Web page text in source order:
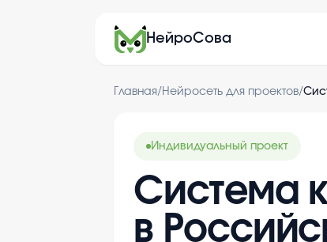
НейроСова
Главная/ Нейросеть для проектов/
Индивидуальный проект
Система
в